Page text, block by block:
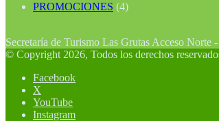
PROMOCIONES (4)
Secretaría de Turismo Las Grutas Acceso
© Copyright 2026, Todos los derechos
Facebook
X
YouTube
Instagram